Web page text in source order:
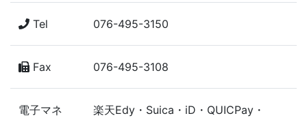
Tel 076-495-3150
Fax 076-495-3108
電子マネ
楽天Edy・Suica・iD・QUICPay・